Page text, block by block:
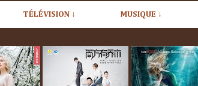
TÉLÉVISION ↓ MUSIQUE ↓